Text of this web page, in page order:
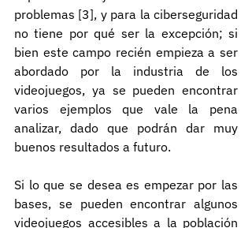
problemas [3], y para la ciberseguridad
no tiene por qué ser la excepción; si
bien este campo recién empieza a ser
abordado por la industria de los
videojuegos, ya se pueden encontrar
varios ejemplos que vale la pena
analizar, dado que podrán dar muy
buenos resultados a futuro.
Si lo que se desea es empezar por las
bases, se pueden encontrar algunos
videojuegos accesibles a la población